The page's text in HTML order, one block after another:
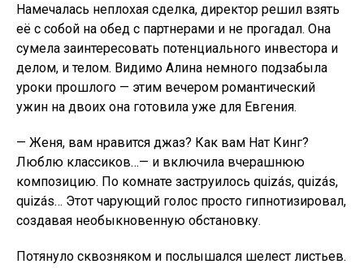
Намечалась неплохая сделка, директор решил взять
её с собой на обед с партнерами и не прогадал. Она
сумела заинтересовать потенциального инвестора и
делом, и телом. Видимо Алина немного подзабыла
уроки прошлого — этим вечером романтический
ужин на двоих она готовила уже для Евгения.
— Женя, вам нравится джаз? Как вам Нат Кинг?
Люблю классиков…— и включила вчерашнюю
композицию. По комнате заструилось quizás, quizás,
quizás… Этот чарующий голос просто гипнотизировал,
создавая необыкновенную обстановку.
Потянуло сквозняком и послышался шелест листьев.